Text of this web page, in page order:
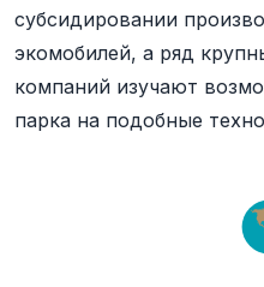
субсидировании
экомобилей, а ряд
компаний изучают
парка на подобные